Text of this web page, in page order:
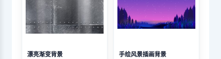
漂亮渐变背景 手绘风景插画背景